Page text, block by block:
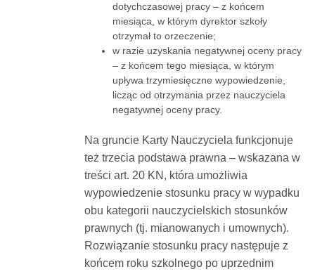
dotychczasowej pracy – z końcem
miesiąca, w którym dyrektor szkoły
otrzymał to orzeczenie;
w razie uzyskania negatywnej oceny pracy
– z końcem tego miesiąca, w którym
upływa trzymiesięczne wypowiedzenie,
licząc od otrzymania przez nauczyciela
negatywnej oceny pracy.
Na gruncie Karty Nauczyciela funkcjonuje
też trzecia podstawa prawna – wskazana w
treści art. 20 KN, która umożliwia
wypowiedzenie stosunku pracy w wypadku
obu kategorii nauczycielskich stosunków
prawnych (tj. mianowanych i umownych).
Rozwiązanie stosunku pracy następuje z
końcem roku szkolnego po uprzednim